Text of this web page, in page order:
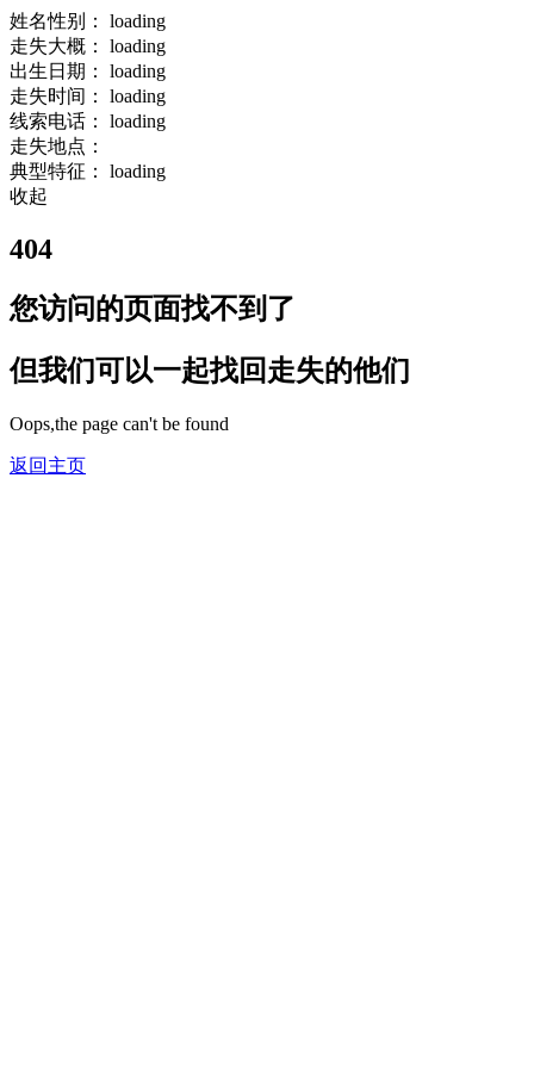
姓名性别：
loading
走失大概：
loading
出生日期：
loading
走失时间：
loading
线索电话：
loading
走失地点：
典型特征：
loading
收起
404
您访问的页面找不到了
但我们可以一起找回走失的他们
Oops,the page can't be found
返回主页